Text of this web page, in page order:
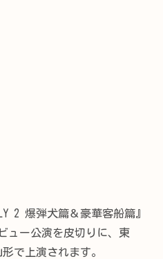
2 爆弾犬篇＆豪華客船篇』
ュー公演を皮切りに、東
で上演されます。